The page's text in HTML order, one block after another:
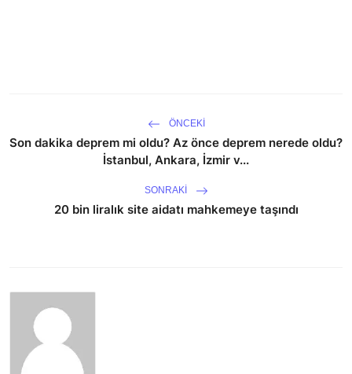
ÖNCEKI
Son dakika deprem mi oldu? Az önce deprem nerede oldu?
İstanbul, Ankara, İzmir v...
SONRAKI
20 bin liralık site aidatı mahkemeye taşındı